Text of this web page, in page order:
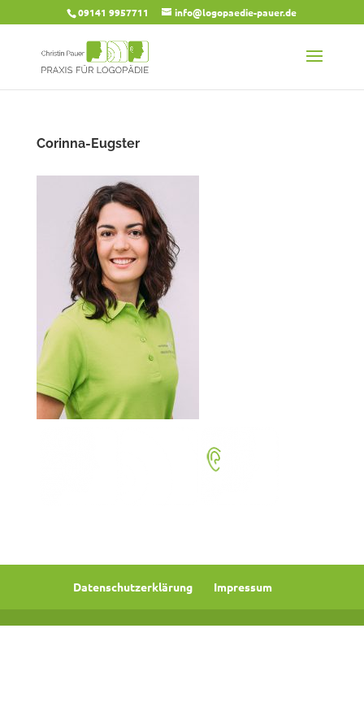
09141 9957711 info@logopaedie-pauer.de
Corinna-Eugster
Datenschutzerklärung Impressum